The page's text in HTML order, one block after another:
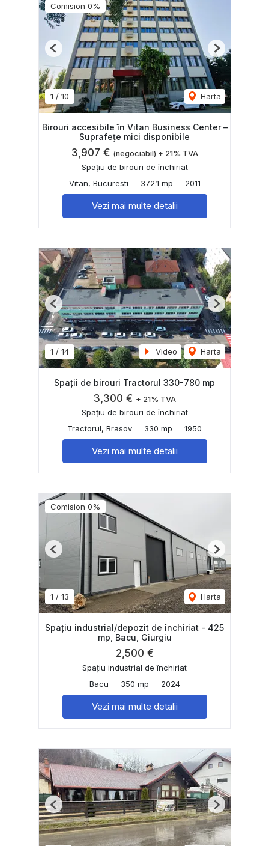
Comision 0%
1 / 10 Harta
Previous Next
Birouri accesibile în Vitan Business Center –
Suprafețe mici disponibile
3,907 € (negociabil) + 21% TVA
Spațiu de birouri de închiriat
Vitan, Bucuresti
372.1 mp 2011
Vezi mai multe detalii
1 / 14 Video Harta
Previous Next
Spații de birouri Tractorul 330-780 mp
3,300 € + 21% TVA
Spațiu de birouri de închiriat
Tractorul, Brasov
330 mp 1950
Vezi mai multe detalii
Comision 0%
1 / 13 Harta
Previous Next
Spațiu industrial/depozit de închiriat - 425
mp, Bacu, Giurgiu
2,500 €
Spațiu industrial de închiriat
Bacu
350 mp 2024
Vezi mai multe detalii
Previous Next